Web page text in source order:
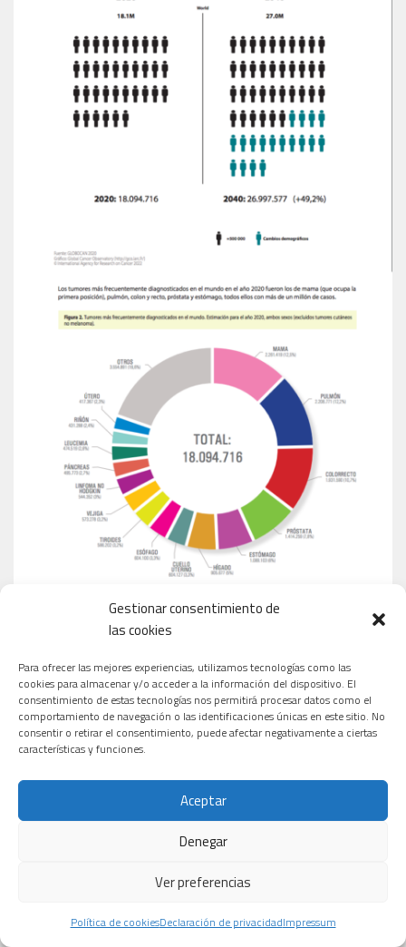
Gestionar consentimiento de
las cookies
Para ofrecer las mejores experiencias, utilizamos tecnologías como las
cookies para almacenar y/o acceder a la información del dispositivo. El
consentimiento de estas tecnologías nos permitirá procesar datos como el
comportamiento de navegación o las identificaciones únicas en este sitio. No
consentir o retirar el consentimiento, puede afectar negativamente a ciertas
características y funciones.
Aceptar
Denegar
Ver preferencias
Política de cookiesDeclaración de privacidadImpressum
MEDICAMENTOS MÁS VENDIDOS EN ESPAÑA